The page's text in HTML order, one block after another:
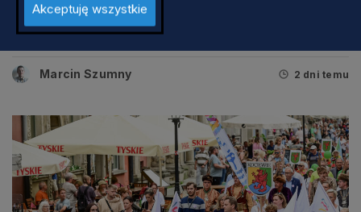
Tradycyjna muzyka i barwne tańce. W
tych dniach Gdańsk będzie „folklorem
Marcin Szumny 2 dni temu
Akceptuję wszystkie